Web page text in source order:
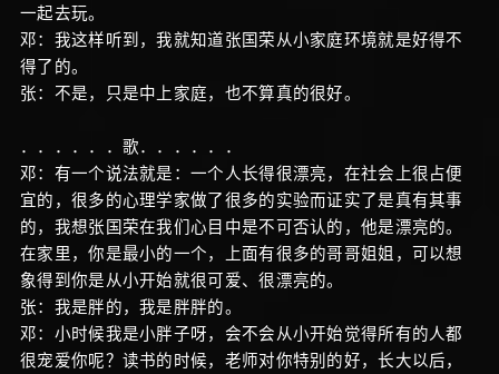
一起去玩。
邓：我这样听到，我就知道张国荣从小家庭环境就是好得不
得了的。
张：不是，只是中上家庭，也不算真的很好。
．．．．．．歌．．．．．．
邓：有一个说法就是：一个人长得很漂亮，在社会上很占便
宜的，很多的心理学家做了很多的实验而证实了是真有其事
的，我想张国荣在我们心目中是不可否认的，他是漂亮的。
在家里，你是最小的一个，上面有很多的哥哥姐姐，可以想
象得到你是从小开始就很可爱、很漂亮的。
张：我是胖的，我是胖胖的。
邓：小时候我是小胖子呀，会不会从小开始觉得所有的人都
很宠爱你呢？读书的时候，老师对你特别的好，长大以后，